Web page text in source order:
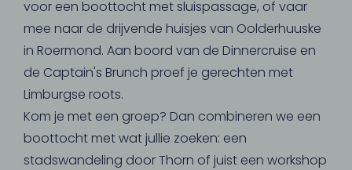
voor een boottocht met sluispassage, of vaar
mee naar de drijvende huisjes van Oolderhuuske
in Roermond. Aan boord van de Dinnercruise en
de Captain's Brunch proef je gerechten met
Limburgse roots.
Kom je met een groep? Dan combineren we een
boottocht met wat jullie zoeken: een
stadswandeling door Thorn of juist een workshop